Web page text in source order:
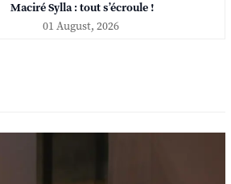
Maciré Sylla : tout s’écroule !
01 August, 2026